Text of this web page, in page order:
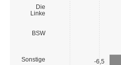
Die
Linke
BSW
Sonstige -6,5